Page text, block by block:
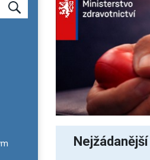
zdravotnictví
dálkovým přístupem
Nejžádanější